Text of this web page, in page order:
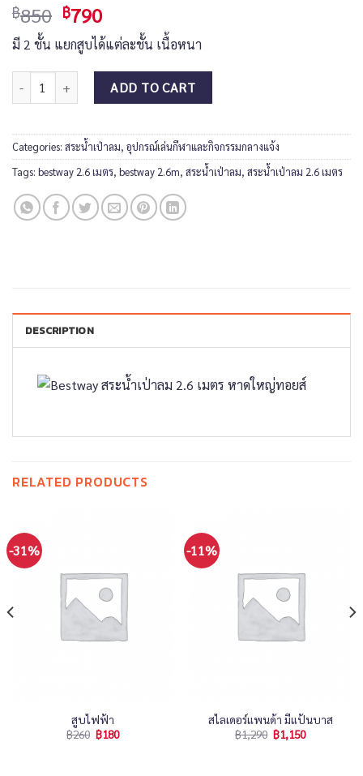
฿850 ฿790
มี 2 ชั้น แยกสูบได้แต่ละชั้น เนื้อหนา
ADD TO CART
Categories: สระน้ำเป่าลม, อุปกรณ์เล่นกีฬาและกิจกรรมกลางแจ้ง
Tags: bestway 2.6 เมตร, bestway 2.6m, สระน้ำเป่าลม, สระน้ำเป่าลม 2.6 เมตร
DESCRIPTION
RELATED PRODUCTS
-31%
สูบไฟฟ้า
฿260 ฿180
-11%
สไลเดอร์แพนด้า มีแป้นบาส
฿1,290 ฿1,150